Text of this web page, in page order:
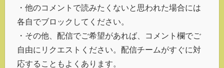
・他のコメントで読みたくないと思われた場合には
各自でブロックしてください。
・その他、配信でご希望があれば、コメント欄でご
自由にリクエストください。配信チームがすぐに対
応することもよくあります。